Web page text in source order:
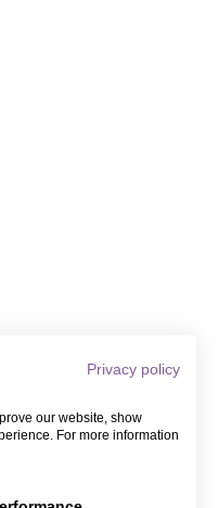
Privacy policy
our website, show
For more information